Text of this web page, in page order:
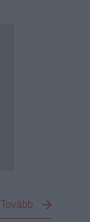
Tovább